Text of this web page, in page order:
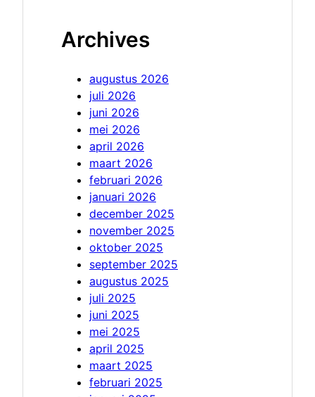
Archives
augustus 2026
juli 2026
juni 2026
mei 2026
april 2026
maart 2026
februari 2026
januari 2026
december 2025
november 2025
oktober 2025
september 2025
augustus 2025
juli 2025
juni 2025
mei 2025
april 2025
maart 2025
februari 2025